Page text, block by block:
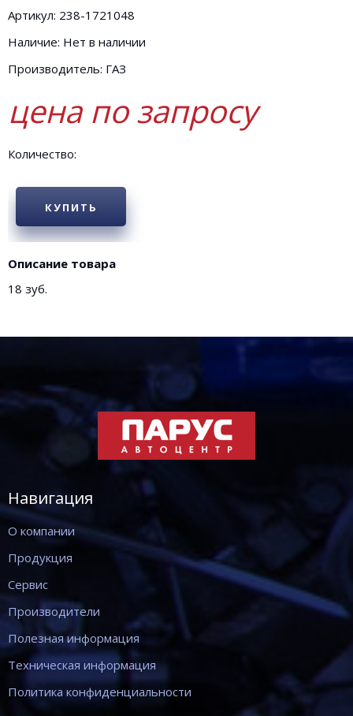
Артикул: 238-1721048
Наличие: Нет в наличии
Производитель: ГАЗ
цена по запросу
Количество:
КУПИТЬ
Описание товара
18 зуб.
Навигация
О компании
Продукция
Сервис
Производители
Полезная информация
Техническая информация
Политика конфиденциальности